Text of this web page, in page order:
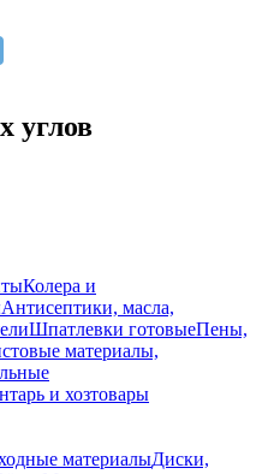
углов
Колера и
Антисептики, масла,
Шпатлевки готовыеПены,
материалы,
и хозтовары
материалыДиски,